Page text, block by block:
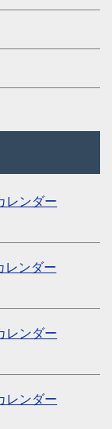
レンダー
レンダー
レンダー
レンダー